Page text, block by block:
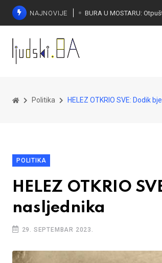
NAJNOVIJE
Politika HELEZ OTKRIO SVE: Dodik
POLITIKA
HELEZ OTKRIO
nasljednika
29. SEPTEMBAR 2023.